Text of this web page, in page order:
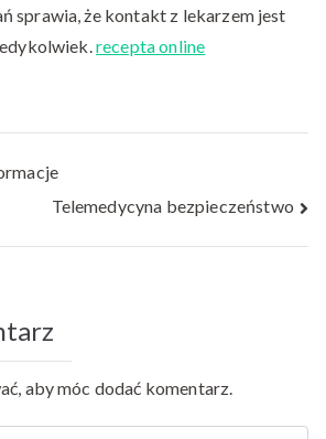
sprawia, że kontakt z lekarzem jest
recepta online
Telemedycyna bezpieczeństwo
, aby móc dodać komentarz.